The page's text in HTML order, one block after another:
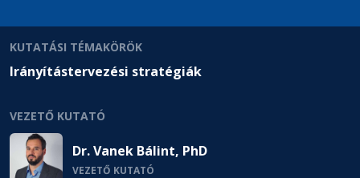
KUTATÁSI TÉMAKÖRÖK
Irányítástervezési stratégiák
VEZETŐ KUTATÓ
Dr. Vanek Bálint, PhD
VEZETŐ KUTATÓ